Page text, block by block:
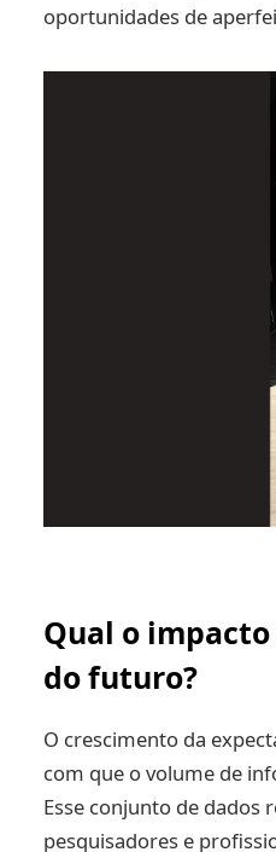
oportunidades de
Qual o
do futuro?
O crescimento da
com que o volume de
Esse conjunto de
pesquisadores e